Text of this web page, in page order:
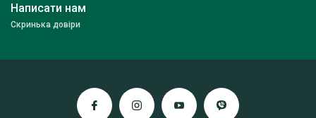
Написати нам
Скринька довіри